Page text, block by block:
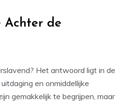
Achter de
Het antwoord ligt in de
en onmiddellijke
gemakkelijk te begrijpen, maar